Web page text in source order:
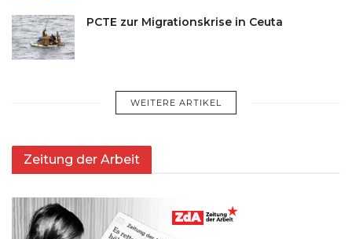
PCTE zur Migrationskrise in Ceuta
WEITERE ARTIKEL
Zeitung der Arbeit